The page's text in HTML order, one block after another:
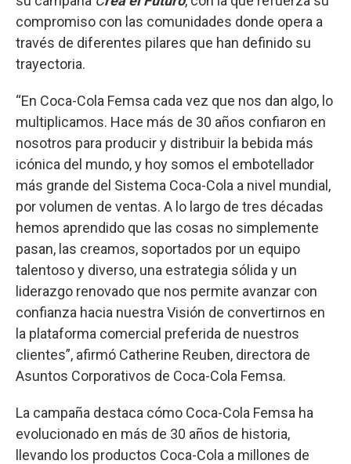
compromiso con las comunidades donde opera a
través de diferentes pilares que han definido su
trayectoria.
“En Coca-Cola Femsa cada vez que nos dan algo, lo
multiplicamos. Hace más de 30 años confiaron en
nosotros para producir y distribuir la bebida más
icónica del mundo, y hoy somos el embotellador
más grande del Sistema Coca-Cola a nivel mundial,
por volumen de ventas. A lo largo de tres décadas
hemos aprendido que las cosas no simplemente
pasan, las creamos, soportados por un equipo
talentoso y diverso, una estrategia sólida y un
liderazgo renovado que nos permite avanzar con
confianza hacia nuestra Visión de convertirnos en
la plataforma comercial preferida de nuestros
clientes”, afirmó Catherine Reuben, directora de
Asuntos Corporativos de Coca-Cola Femsa.
La campaña destaca cómo Coca-Cola Femsa ha
evolucionado en más de 30 años de historia,
llevando los productos Coca-Cola a millones de